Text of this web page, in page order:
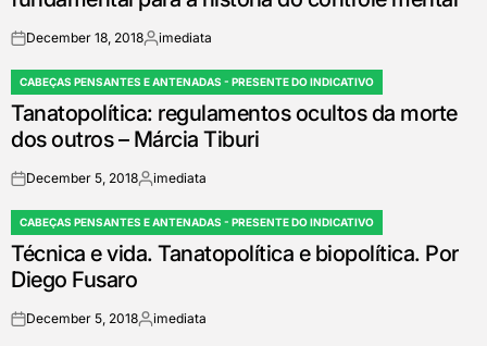
onDecember 18, 2018Posted
imediata
POSTED
IN
CABEÇAS PENSANTES E ANTENADAS - PRESENTE DO INDICATIVO
Tanatopolítica: regulamentos ocultos da morte
dos outros – Márcia Tiburi
onDecember 5, 2018Posted
imediata
POSTED
IN
CABEÇAS PENSANTES E ANTENADAS - PRESENTE DO INDICATIVO
Técnica e vida. Tanatopolítica e biopolítica. Por
Diego Fusaro
onDecember 5, 2018Posted
imediata